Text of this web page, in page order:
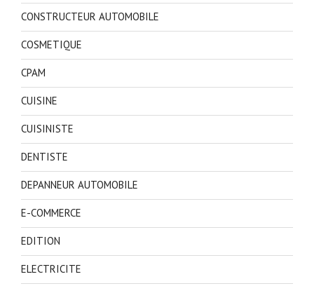
CONSTRUCTEUR AUTOMOBILE
COSMETIQUE
CPAM
CUISINE
CUISINISTE
DENTISTE
DEPANNEUR AUTOMOBILE
E-COMMERCE
EDITION
ELECTRICITE